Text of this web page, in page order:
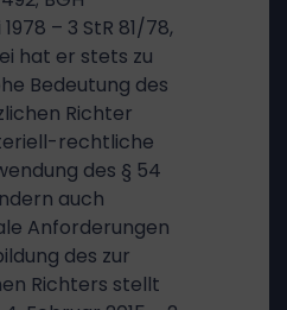
– 3 StR 81/78,
hat er stets zu
Bedeutung des
Richter
rechtliche
des § 54
auch
Anforderungen
des zur
Richters stellt